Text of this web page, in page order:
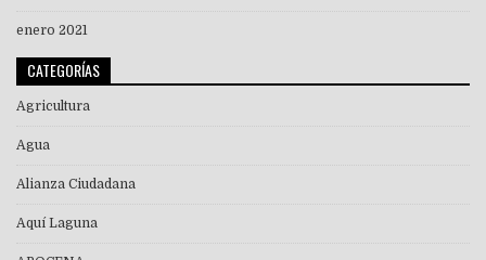
enero 2021
CATEGORÍAS
Agricultura
Agua
Alianza Ciudadana
Aquí Laguna